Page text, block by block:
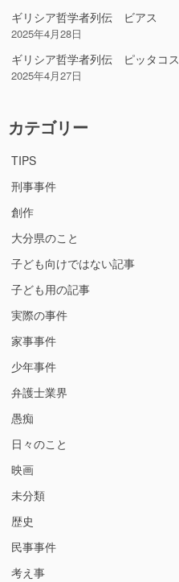
ギリシア哲学者列伝 ビアス
2025年4月28日
ギリシア哲学者列伝 ピッタコス
2025年4月27日
カテゴリー
TIPS
刑事事件
創作
大分県のこと
子ども向けではない記事
子ども用の記事
実際の事件
家事事件
少年事件
弁護士業界
愚痴
日々のこと
映画
未分類
歴史
民事事件
考え事